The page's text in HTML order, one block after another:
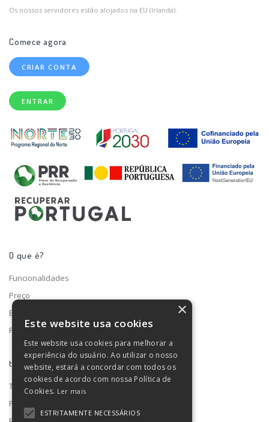
Os nossos servidores estão alojados na EU (Irlanda).
Comece agora
CRIAR CONTA
ENTRAR
O que é?
Funcionalidades
Preço
Blog
Fale connosco
turno ®
Termos e condições
Privacidade de dados
×
Este website usa cookies
Este website usa cookies para melhorar a
experiência do usuário. Ao utilizar o nosso
website, estará a concordar com todos os
cookies de acordo com nossa Política de
Cookies. Ler mais
ESTRITAMENTE NECESSÁRIOS